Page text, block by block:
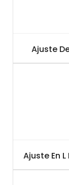
Ajuste
Ajuste En